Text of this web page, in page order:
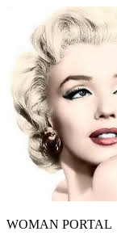
WOMAN PORTAL